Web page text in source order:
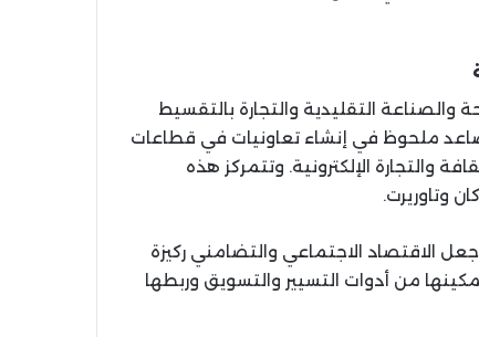
التقليدية والتجارة بالتقسيط
تصاعد ملحوظ في إنشاء تعاونيات في قطاعات
والتجارة الإلكترونية. وتتمركز هذه
وتاوريرت.
الاقتصاد الاجتماعي والتضامني ركيزة
من أدوات التسيير والتسويق وربطها